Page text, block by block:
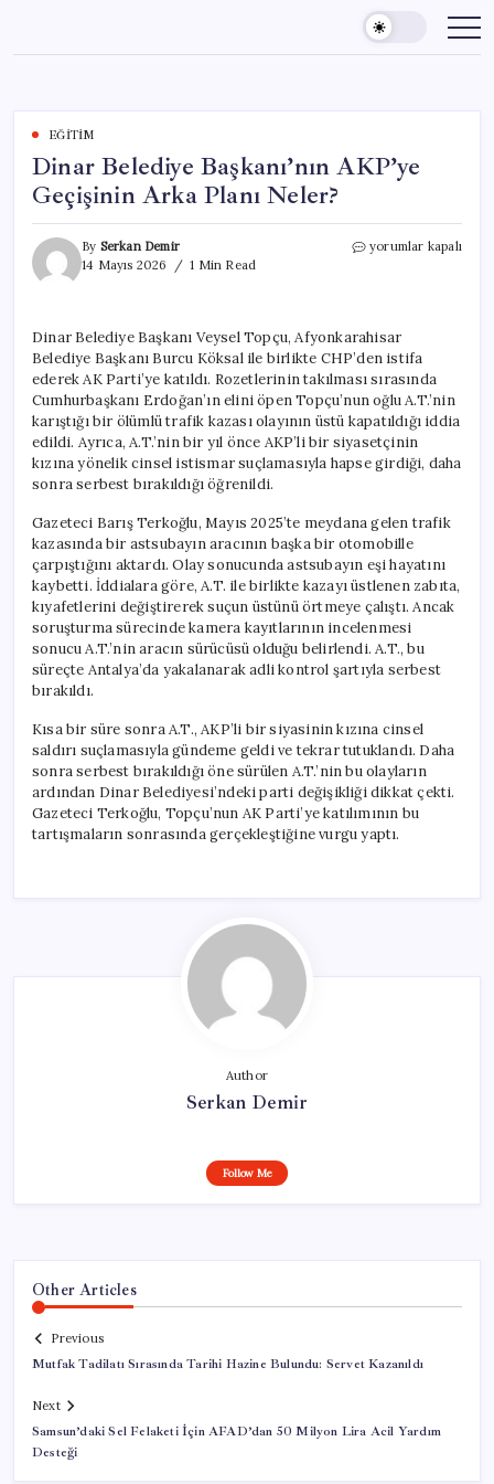
content
EĞITIM
Dinar Belediye Başkanı’nın AKP’ye
Geçişinin Arka Planı Neler?
By Serkan Demir
14 Mayıs 2026
1 Min Read
Dinar
Arka
Planı
Neler?
için
yorumlar kapalı
Dinar Belediye Başkanı Veysel Topçu, Afyonkarahisar
Belediye Başkanı Burcu Köksal ile birlikte CHP’den istifa
ederek AK Parti’ye katıldı. Rozetlerinin takılması sırasında
Cumhurbaşkanı Erdoğan’ın elini öpen Topçu’nun oğlu A.T.’nin
karıştığı bir ölümlü trafik kazası olayının üstü kapatıldığı iddia
edildi. Ayrıca, A.T.’nin bir yıl önce AKP’li bir siyasetçinin
kızına yönelik cinsel istismar suçlamasıyla hapse girdiği, daha
sonra serbest bırakıldığı öğrenildi.
Gazeteci Barış Terkoğlu, Mayıs 2025’te meydana gelen trafik
kazasında bir astsubayın aracının başka bir otomobille
çarpıştığını aktardı. Olay sonucunda astsubayın eşi hayatını
kaybetti. İddialara göre, A.T. ile birlikte kazayı üstlenen zabıta,
kıyafetlerini değiştirerek suçun üstünü örtmeye çalıştı. Ancak
soruşturma sürecinde kamera kayıtlarının incelenmesi
sonucu A.T.’nin aracın sürücüsü olduğu belirlendi. A.T., bu
süreçte Antalya’da yakalanarak adli kontrol şartıyla serbest
bırakıldı.
Kısa bir süre sonra A.T., AKP’li bir siyasinin kızına cinsel
saldırı suçlamasıyla gündeme geldi ve tekrar tutuklandı. Daha
sonra serbest bırakıldığı öne sürülen A.T.’nin bu olayların
ardından Dinar Belediyesi’ndeki parti değişikliği dikkat çekti.
Gazeteci Terkoğlu, Topçu’nun AK Parti’ye katılımının bu
tartışmaların sonrasında gerçekleştiğine vurgu yaptı.
Author
Serkan Demir
Follow Me
Other Articles
Previous
Mutfak Tadilatı Sırasında Tarihi Hazine Bulundu: Servet Kazanıldı
Next
Samsun’daki Sel Felaketi İçin AFAD’dan 50 Milyon Lira Acil Yardım
Desteği